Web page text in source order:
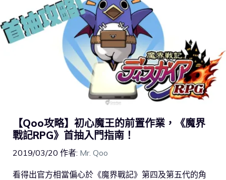
【Qoo攻略】初心魔王的前置作業，《魔界
戰記RPG》首抽入門指南！
2019/03/20 作者: Mr. Qoo
看得出官方相當偏心於《魔界戰記》第四及第五代的角